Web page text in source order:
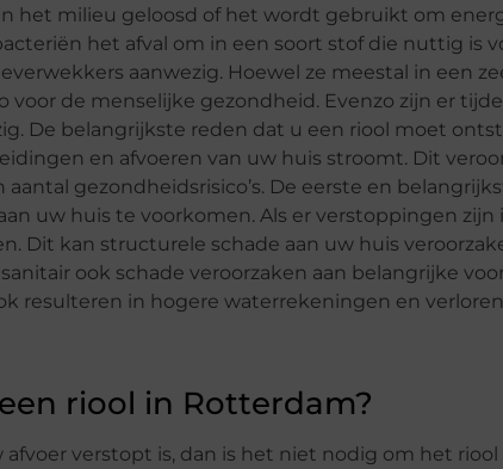
het milieu geloosd of het wordt gebruikt om
het afval om in een soort stof die nuttig is
aanwezig. Hoewel ze meestal in een
voor de menselijke gezondheid. Evenzo zijn er
De belangrijkste reden dat u een riool moet
en afvoeren van uw huis stroomt. Dit
gezondheidsrisico’s. De eerste en
uw huis te voorkomen. Als er verstoppingen
Dit kan structurele schade aan uw huis
ook schade veroorzaken aan belangrijke
resulteren in hogere waterrekeningen en
riool in Rotterdam?
afvoer verstopt is, dan is het niet nodig om het